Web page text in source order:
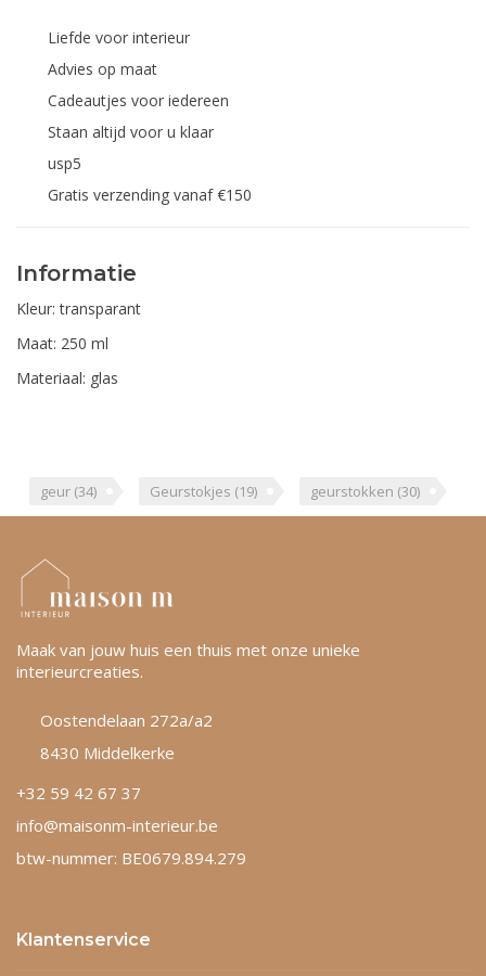
Liefde voor interieur
Advies op maat
Cadeautjes voor iedereen
Staan altijd voor u klaar
usp5
Gratis verzending vanaf €150
Informatie
Kleur: transparant
Maat: 250 ml
Materiaal: glas
geur (34) Geurstokjes (19) geurstokken (30)
Maak van jouw huis een thuis met onze unieke
interieurcreaties.
Oostendelaan 272a/a2
8430 Middelkerke
+32 59 42 67 37
info@maisonm-interieur.be
btw-nummer: BE0679.894.279
Klantenservice